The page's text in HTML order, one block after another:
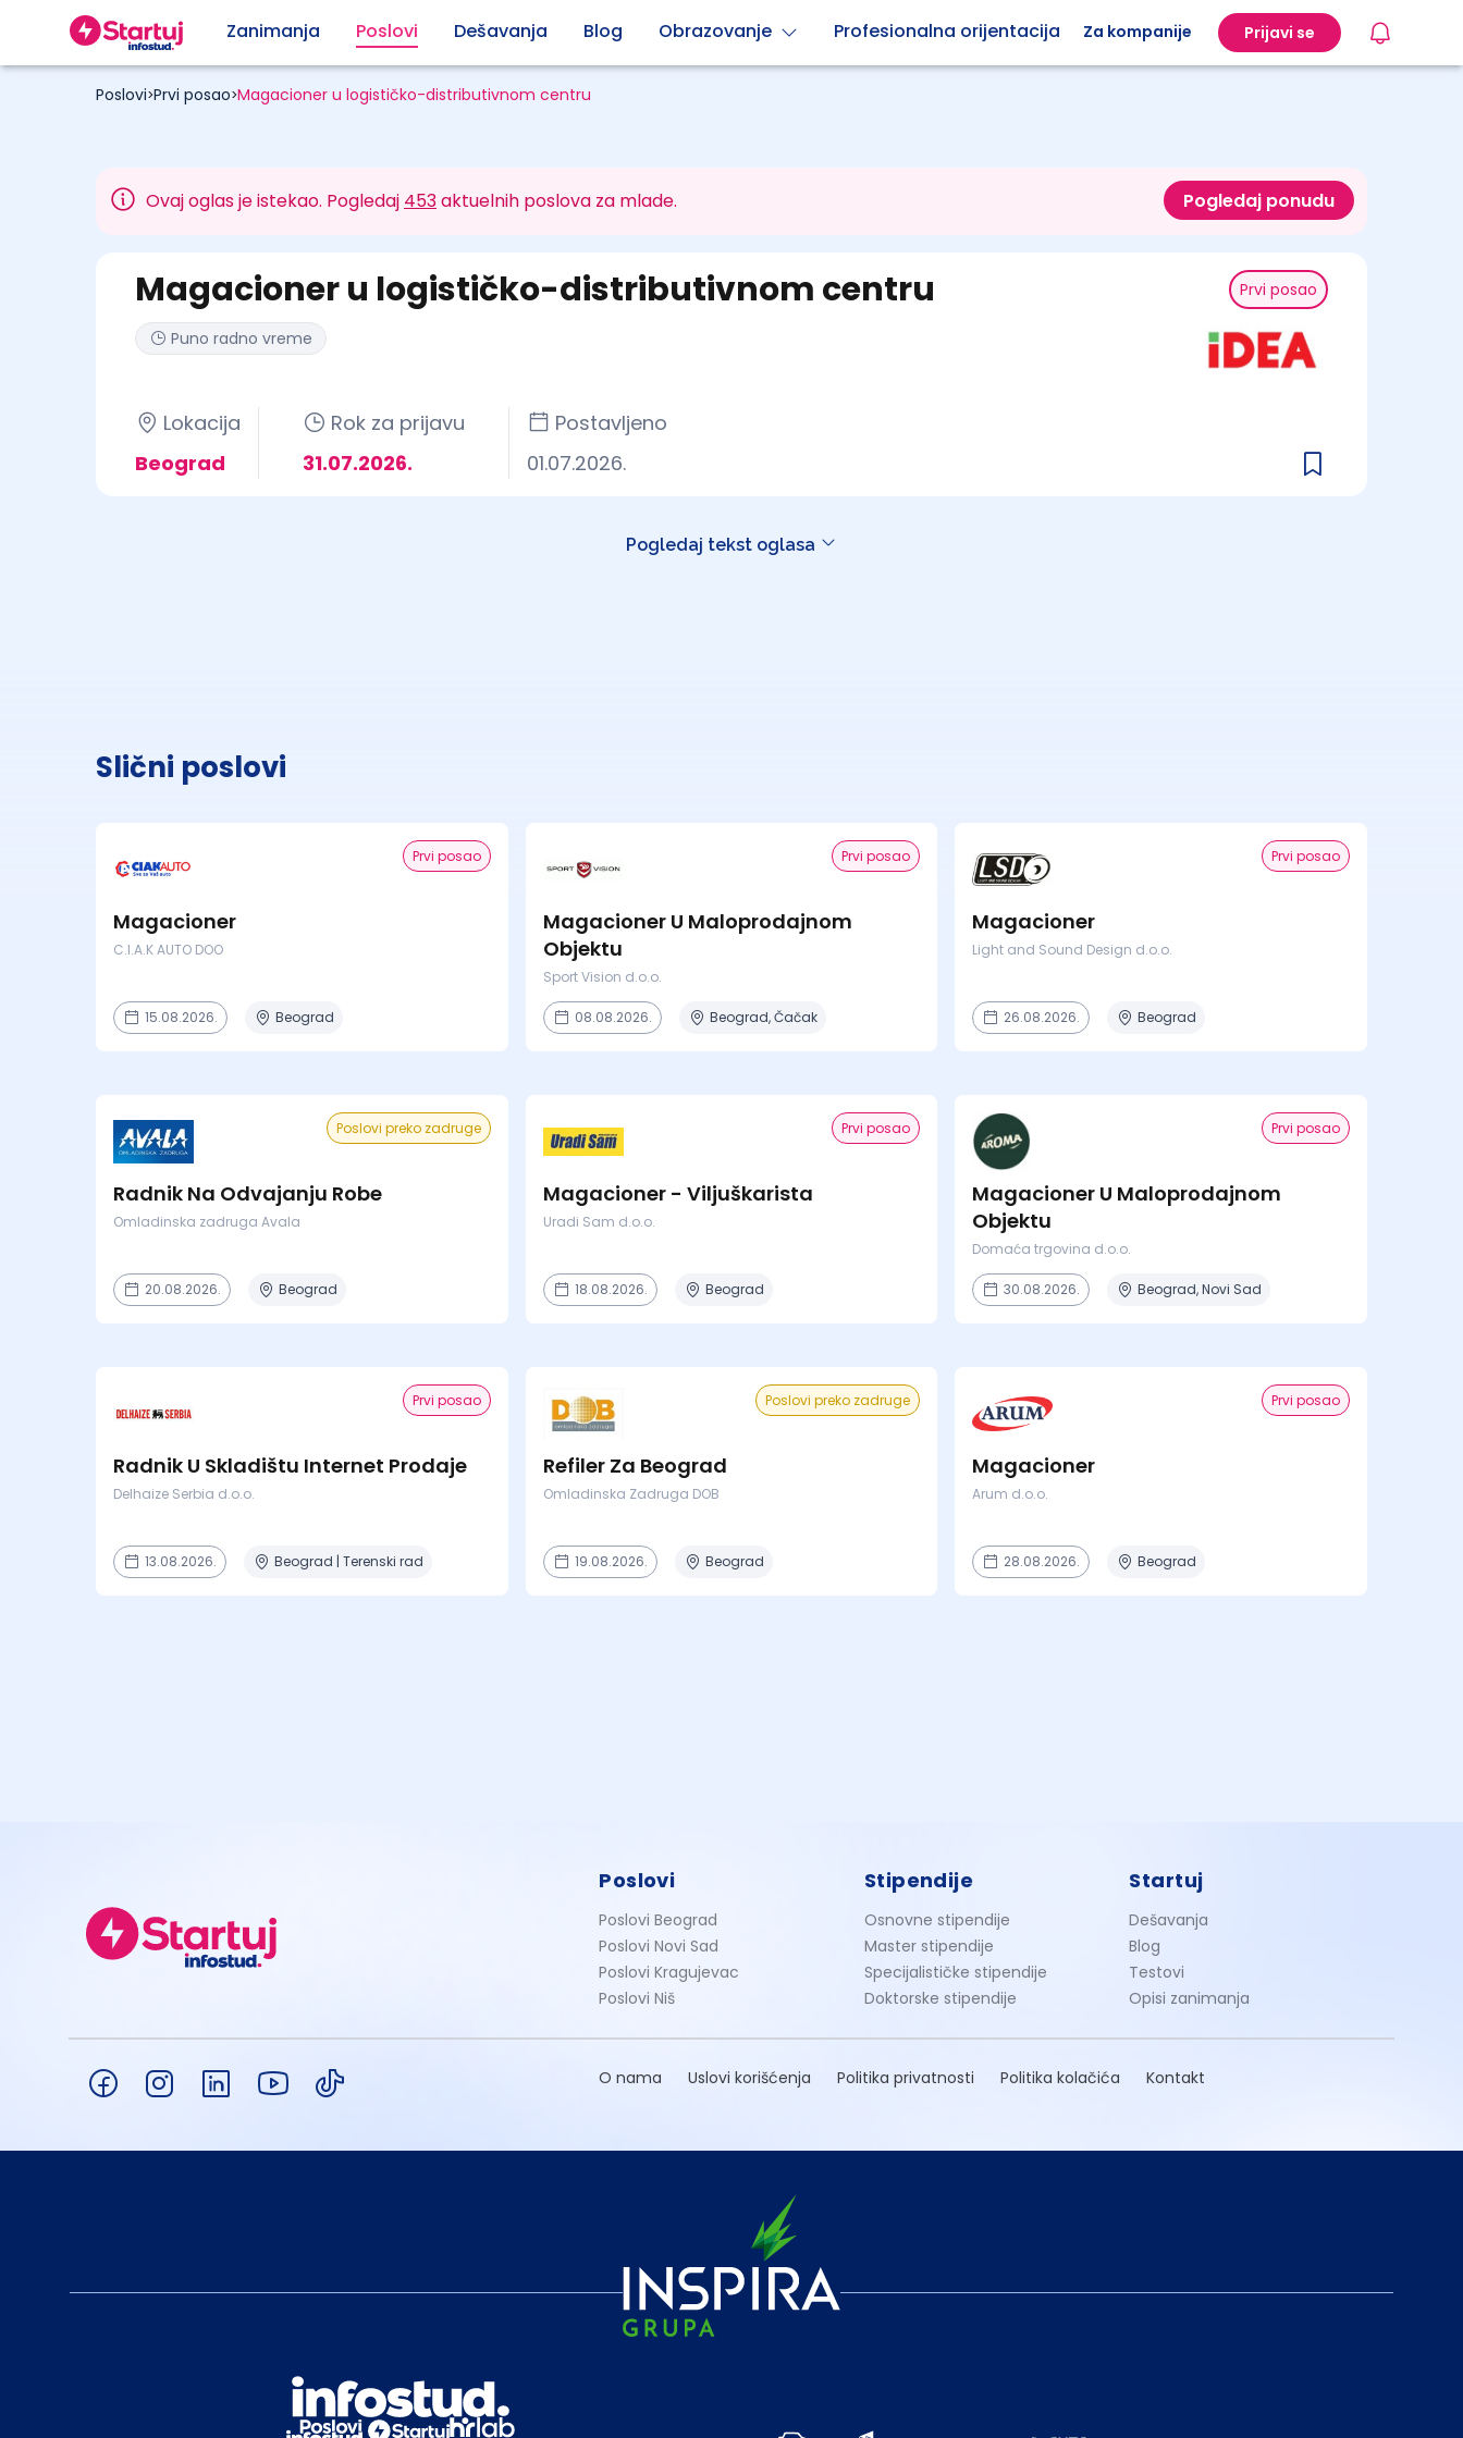
Zanimanja Poslovi Dešavanja Blog Obrazovanje Profesionalna orijentacija Za kompanije Prijavi se
Poslovi>Prvi posao>Magacioner u logističko-distributivnom centru
Ovaj oglas je istekao. Pogledaj 453aktuelnih poslova za mlade. Pogledaj ponudu
Prvi posao
Magacioner u logističko-distributivnom centru
Lokacija
Beograd
Rok za prijavu
31.07.2026.
Postavljeno
01.07.2026.
Puno radno vreme
Pogledaj tekst oglasa
Slični poslovi
Prvi posao
Magacioner
C.I.A.K AUTO DOO
15.08.2026. Beograd
Prvi posao
Magacioner U Maloprodajnom
Objektu
Sport Vision d.o.o.
08.08.2026. Beograd, Čačak
Prvi posao
Magacioner
Light and Sound Design d.o.o.
26.08.2026. Beograd
Poslovi preko zadruge
Radnik Na Odvajanju Robe
Omladinska zadruga Avala
20.08.2026. Beograd
Prvi posao
Magacioner - Viljuškarista
Uradi Sam d.o.o.
18.08.2026. Beograd
Prvi posao
Magacioner U Maloprodajnom
Objektu
Domaća trgovina d.o.o.
30.08.2026. Beograd, Novi Sad
Prvi posao
Radnik U Skladištu Internet Prodaje
Delhaize Serbia d.o.o.
13.08.2026. Beograd | Terenski rad
Poslovi preko zadruge
Refiler Za Beograd
Omladinska Zadruga DOB
19.08.2026. Beograd
Prvi posao
Magacioner
Arum d.o.o.
28.08.2026. Beograd
Poslovi
Poslovi Beograd
Poslovi Novi Sad
Poslovi Kragujevac
Poslovi Niš
Stipendije
Osnovne stipendije
Master stipendije
Specijalističke stipendije
Doktorske stipendije
Startuj
Dešavanja
Blog
Testovi
Opisi zanimanja
O nama Uslovi korišćenja Politika privatnosti Politika kolačića Kontakt